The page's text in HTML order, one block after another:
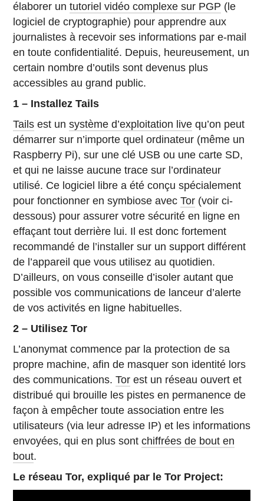
élaborer untutoriel vidéo complexe sur PGP (le
logiciel de cryptographie) pour apprendre aux
journalistes à recevoir ses informations par e-mail
en toute confidentialité. Depuis, heureusement, un
certain nombre d’outils sont devenus plus
accessibles au grand public.
1 – Installez Tails
Tails est unsystème d’exploitation live qu’on peut
démarrer sur n’importe quel ordinateur (même un
Raspberry Pi), sur une clé USB ou une carte SD,
et qui ne laisse aucune trace sur l’ordinateur
utilisé. Ce logiciel libre a été conçu spécialement
pour fonctionner en symbiose avecTor (voir ci-
dessous) pour assurer votre sécurité en ligne en
effaçant tout derrière lui. Il est donc fortement
recommandé de l’installer sur un support différent
de l’appareil que vous utilisez au quotidien.
D’ailleurs, on vous conseille d’isoler autant que
possible vos communications de lanceur d’alerte
de vos activités en ligne habituelles.
2 – Utilisez Tor
L’anonymat commence par la protection de sa
propre machine, afin de masquer son identité lors
des communications.Tor est un réseau ouvert et
distribué qui brouille les pistes en permanence de
façon à empêcher toute association entre les
utilisateurs (via leur adresse IP) et les informations
envoyées, qui en plus sontchiffrées de bout en
bout.
Le réseau Tor, expliqué par le Tor Project: